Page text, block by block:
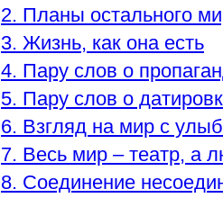
2. Планы остального
3. Жизнь, как она есть
4. Пару слов о
5. Пару слов о
6. Взгляд на мир с
7. Весь мир – театр, а
8. Соединение